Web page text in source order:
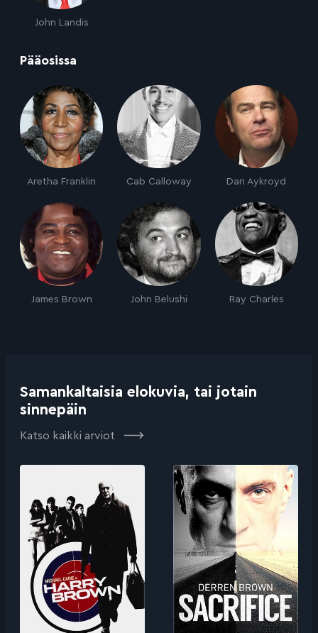
John Landis
Pääosissa
Aretha Franklin Cab Calloway Dan Aykroyd
James Brown John Belushi Ray Charles
Samankaltaisia elokuvia, tai jotain
sinnepäin
Katso kaikki arviot